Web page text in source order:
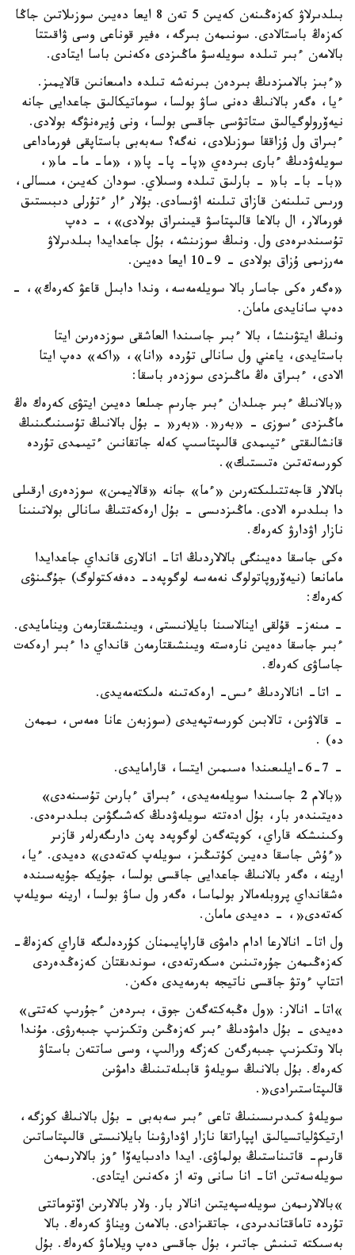
بىلدىرلاۋ كەزەڭىنەن كەيىن 5 تەن 8 ايعا دەيىن سوزىلاتىن جاڭا
كەزەڭ باستالادى. سونىمەن بىرگە، ەفير قوناعى وسى ۋاقىتتا
بالامەن ءبىر تىلدە سويلەسۋ ماڭىزدى ەكەنىن باسا ايتادى.
«ءبىز بالامىزدىڭ بىردەن بىرنەشە تىلدە دامىعانىن قالايمىز.
ءيا، ەگەر بالانىڭ دەنى ساۋ بولسا، سوماتيكالىق جاعدايى جانە
نيەۆرولوگيالىق ستاتۋسى جاقسى بولسا، ونى ۇيرەنۋگە بولادى.
ءبىراق ول ۇزاققا سوزىلادى، نەگە؟ سەبەبى باستاپقى فورماداعى
سويلەۋدىڭ ءبارى بىردەي «پا- پا- پا«، «ما- ما- ما«،
«با- با- با« - بارلىق تىلدە وسىلاي. سودان كەيىن، مىسالى،
ورىس تىلىنەن قازاق تىلىنە اۋىسادى. بۇلار ءار ءتۇرلى دىبىستىق
فورمالار، ال بالاعا قالىپتاسۋ قيىنىراق بولادى»، - دەپ
تۇسىندىرەدى ول. ونىڭ سوزىنشە، بۇل جاعدايدا بىلدىرلاۋ
مەرزىمى ۇزاق بولادى - 9-10 ايعا دەيىن.
«ەگەر ەكى جاسار بالا سويلەمەسە، وندا دابىل قاعۋ كەرەك»، -
دەپ سانايدى مامان.
ونىڭ ايتۋىنشا، بالا ءبىر جاسىندا العاشقى سوزدەرىن ايتا
باستايدى، ياعني ول سانالى تۇردە «انا»، «اكە» دەپ ايتا
الادى، ءبىراق ەڭ ماڭىزدى سوزدەر باسقا:
«بالانىڭ ءبىر جىلدان ءبىر جارىم جىلعا دەيىن ايتۋى كەرەك ەڭ
ماڭىزدى ءسوزى - «بەر«. «بەر« - بۇل بالانىڭ تۇسىنىگىنىڭ
قانشالىقتى ءتيىمدى قالىپتاسىپ كەلە جاتقانىن ءتيىمدى تۇردە
كورسەتەتىن ەتىستىك».
بالالار قاجەتتىلىكتەرىن «ءما» جانە «قالايمىن» سوزدەرى ارقىلى
دا بىلدىرە الادى. ماڭىزدىسى - بۇل ارەكەتتىڭ سانالى بولاتىنىنا
نازار اۋدارۋ كەرەك.
ەكى جاسقا دەيىنگى بالالاردىڭ اتا- انالارى قانداي جاعدايدا
مامانعا (نيەۆروپاتولوگ نەمەسە لوگوپەد- دەفەكتولوگ) جۇگىنۋى
كەرەك:
- مىنەز- قۇلقى اينالاسىنا بايلانىستى، ويىنشىقتارمەن وينامايدى.
ءبىر جاسقا دەيىن نارەستە ويىنشىقتارمەن قانداي دا ءبىر ارەكەت
جاساۋى كەرەك.
- اتا- انالاردىڭ ءىس- ارەكەتىنە ەلىكتەمەيدى.
- قالاۋىن، تالابىن كورسەتپەيدى (سوزبەن عانا ەمەس، ىممەن
دە) .
- 6-7-ايلىعىندا ەسىمىن ايتسا، قارامايدى.
«بالام 2 جاسىندا سويلەمەيدى، ءبىراق ءبارىن تۇسىنەدى»
دەيتىندەر بار، بۇل ادەتتە سويلەۋدىڭ كەشىگۋىن بىلدىرەدى.
وكىنىشكە قاراي، كوپتەگەن لوگوپەد پەن دارىگەرلەر قازىر
«ءۇش جاسقا دەيىن كۇتىڭىز، سويلەپ كەتەدى» دەيدى. ءيا،
ارينە، ەگەر بالانىڭ جاعدايى جاقسى بولسا، جۇيكە جۇيەسىندە
ەشقانداي پروبلەمالار بولماسا، ەگەر ول ساۋ بولسا، ارينە سويلەپ
كەتەدى«، - دەيدى مامان.
ول اتا- انالارعا ادام دامۋى قاراپايىمنان كۇردەلىگە قاراي كەزەڭ-
كەزەڭىمەن جۇرەتىنىن ەسكەرتەدى، سوندىقتان كەزەڭدەردى
اتتاپ ءوتۋ جاقسى ناتيجە بەرمەيدى ەكەن.
»اتا- انالار: «ول ەڭبەكتەگەن جوق، بىردەن ءجۇرىپ كەتتى»
دەيدى - بۇل دامۋدىڭ ءبىر كەزەڭىن وتكىزىپ جىبەرۋى. مۇندا
بالا وتكىزىپ جىبەرگەن كەزگە ورالىپ، وسى ساتتەن باستاۋ
كەرەك. بۇل بالانىڭ سويلەۋ قابىلەتىنىڭ دامۋىن
قالىپتاستىرادى«.
سويلەۋ كىدىرىسىنىڭ تاعى ءبىر سەبەبى - بۇل بالانىڭ كوزگە،
ارتيكۋلياتسيالىق اپپاراتقا نازار اۋدارۋىنا بايلانىستى قالىپتاساتىن
قارىم- قاتىناستىڭ بولماۋى. ايدا دادىبايەۆا ءوز بالالارىمەن
سويلەسەتىن اتا- انا سانى وتە از ەكەنىن ايتادى.
»بالالارىمەن سويلەسپەيتىن انالار بار. ولار بالالارىن اۆتوماتتى
تۇردە تاماقتاندىردى، جاتقىزادى. بالامەن ويناۋ كەرەك. بالا
بەسىكتە تىنىش جاتىر، بۇل جاقسى دەپ ويلاماۋ كەرەك. بۇل